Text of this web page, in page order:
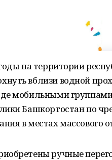
на территории
вблизи водной
мобильными
Башкортостан по
в местах массового
ручные